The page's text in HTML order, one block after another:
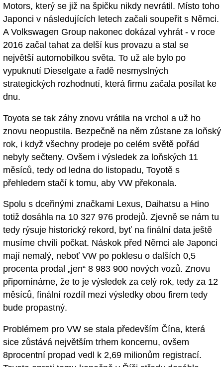
Motors, který se již na špičku nikdy nevrátil. Místo toho
Japonci v následujících letech začali soupeřit s Němci.
A Volkswagen Group nakonec dokázal vyhrát - v roce
2016 začal tahat za delší kus provazu a stal se
největší automobilkou světa. To už ale bylo po
vypuknutí Dieselgate a řadě nesmyslných
strategických rozhodnutí, která firmu začala posílat ke
dnu.
Toyota se tak záhy znovu vrátila na vrchol a už ho
znovu neopustila. Bezpečně na něm zůstane za loňský
rok, i když všechny prodeje po celém světě pořád
nebyly sečteny. Ovšem i výsledek za loňských 11
měsíců, tedy od ledna do listopadu, Toyotě s
přehledem stačí k tomu, aby VW překonala.
Spolu s dceřinými značkami Lexus, Daihatsu a Hino
totiž dosáhla na 10 327 976 prodejů. Zjevně se nám tu
tedy rýsuje historický rekord, byť na finální data ještě
musíme chvíli počkat. Náskok před Němci ale Japonci
mají nemalý, neboť VW po poklesu o dalších 0,5
procenta prodal „jen“ 8 983 900 nových vozů. Znovu
připomínáme, že to je výsledek za celý rok, tedy za 12
měsíců, finální rozdíl mezi výsledky obou firem tedy
bude propastný.
Problémem pro VW se stala především Čína, která
sice zůstává největším trhem koncernu, ovšem
8procentní propad vedl k 2,69 milionům registrací.